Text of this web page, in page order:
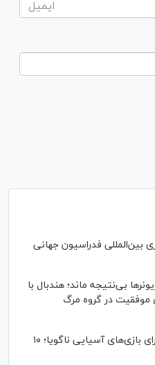
بین‌المللی فدراسیون جهانی
بی‌نتیجه ماند؛ هندبال با
موفقیت در گروه مرگ
آغاز اردوی تیم ملی بوکس برای بازی‌های آسیایی ناگویا؛ ۱۰